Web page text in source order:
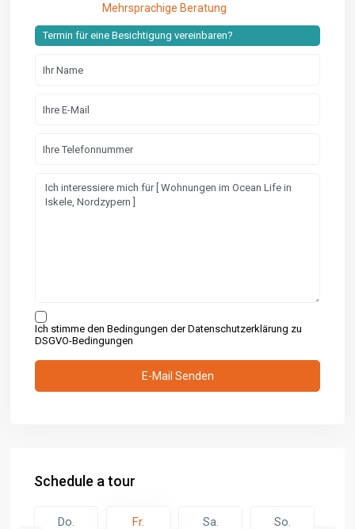
Mehrsprachige Beratung
Termin für eine Besichtigung vereinbaren?
Ich stimme den Bedingungen der Datenschutzerklärung zu
DSGVO-Bedingungen
Schedule a tour
Do. Fr. Sa. So.